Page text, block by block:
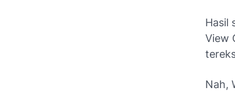
Hasil
View
Nah,